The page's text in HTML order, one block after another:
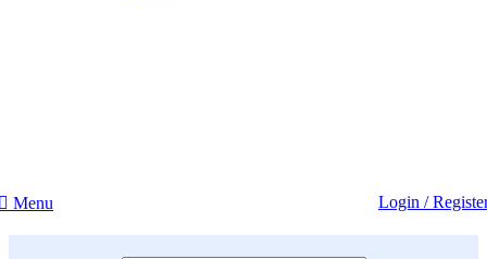
Menu Login /